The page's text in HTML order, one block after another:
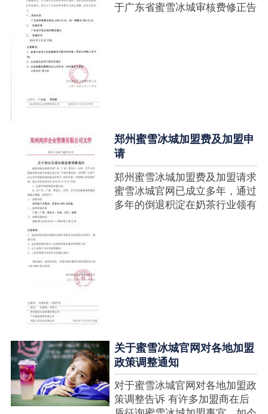
于广东省蜜雪冰城审核费修正告
郑州蜜雪冰城加盟费及加盟申
请
郑州蜜雪冰城加盟费及加盟请求
蜜雪冰城官网已成立多年，通过
多年的倒退积淀在奶茶行业领有
关于蜜雪冰城官网对各地加盟
政策调整通知
对于蜜雪冰城官网对各地加盟政
策调整告诉 有许多加盟商在后